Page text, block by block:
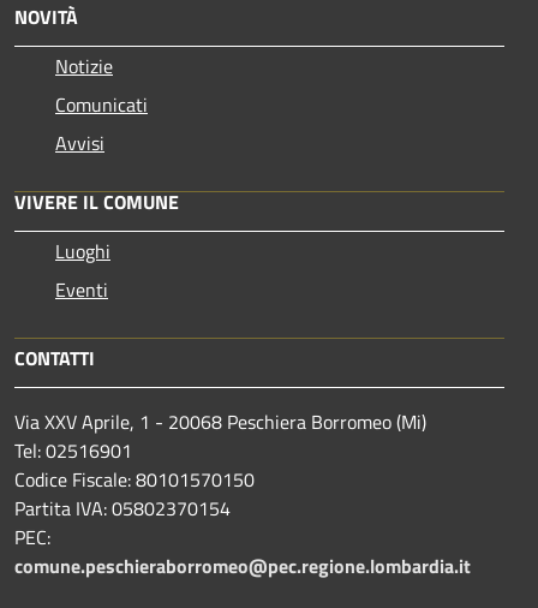
NOVITÀ
Notizie
Comunicati
Avvisi
VIVERE IL COMUNE
Luoghi
Eventi
CONTATTI
Via XXV Aprile, 1 - 20068 Peschiera Borromeo (Mi)
Tel: 02516901
Codice Fiscale: 80101570150
Partita IVA: 05802370154
PEC:
comune.peschieraborromeo@pec.regione.lombardia.it